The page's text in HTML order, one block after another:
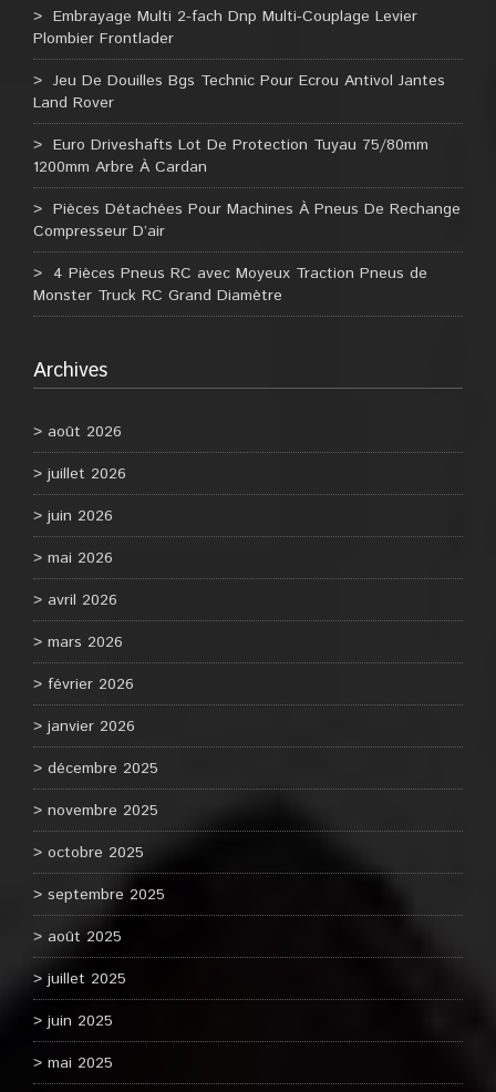
Embrayage Multi 2-fach Dnp Multi-Couplage Levier
Plombier Frontlader
Jeu De Douilles Bgs Technic Pour Ecrou Antivol Jantes
Land Rover
Euro Driveshafts Lot De Protection Tuyau 75/80mm
1200mm Arbre À Cardan
Pièces Détachées Pour Machines À Pneus De Rechange
Compresseur D’air
4 Pièces Pneus RC avec Moyeux Traction Pneus de
Monster Truck RC Grand Diamètre
Archives
août 2026
juillet 2026
juin 2026
mai 2026
avril 2026
mars 2026
février 2026
janvier 2026
décembre 2025
novembre 2025
octobre 2025
septembre 2025
août 2025
juillet 2025
juin 2025
mai 2025